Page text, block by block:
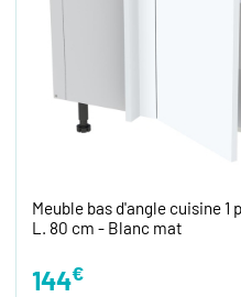
Meuble bas d'angle cuisine 1
L. 80 cm - Blanc mat
144€